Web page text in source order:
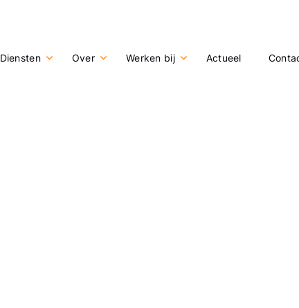
Diensten Over Werken bij Actueel